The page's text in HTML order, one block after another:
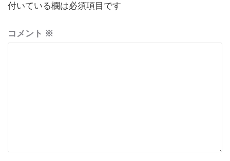
付いている欄は必須項目です
コメント ※